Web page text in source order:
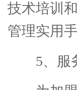
技术培训
管理实用
5、服